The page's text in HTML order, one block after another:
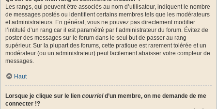
Les rangs, qui peuvent être associés au nom d’utilisateur, indiquent le nombre
de messages postés ou identifient certains membres tels que les modérateurs
et administrateurs. En général, vous ne pouvez pas directement modifier
l’intitulé d’un rang car il est paramétré par l’administrateur du forum. Évitez de
poster des messages sur le forum dans le seul but de passer au rang
supérieur. Sur la plupart des forums, cette pratique est rarement tolérée et un
modérateur (ou un administrateur) peut facilement abaisser votre compteur de
messages.
Haut
Lorsque je clique sur le lien courrield’un membre, on me demande de me
connecter !?